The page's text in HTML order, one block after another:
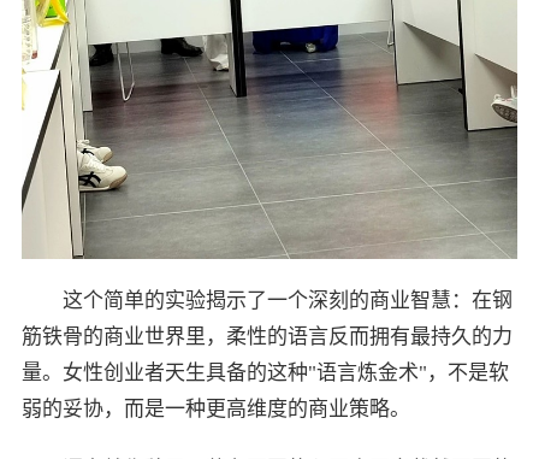
这个简单的实验揭示了一个深刻的商业智慧：在钢
筋铁骨的商业世界里，柔性的语言反而拥有最持久的力
量。女性创业者天生具备的这种"语言炼金术"，不是软
弱的妥协，而是一种更高维度的商业策略。